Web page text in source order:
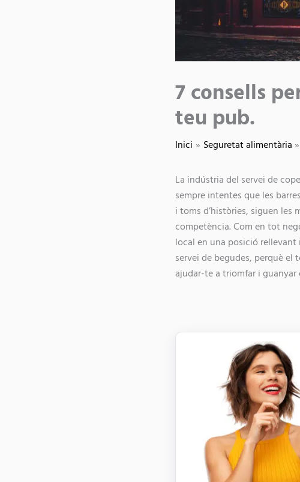
7 consells
teu pub.
Inici Seguretat alimentària
La indústria del servei de
sempre intentes que les
i toms d’històries, siguen les
competència. Com en tot
local en una posició
servei de begudes, perquè el
ajudar-te a triomfar i guanyar